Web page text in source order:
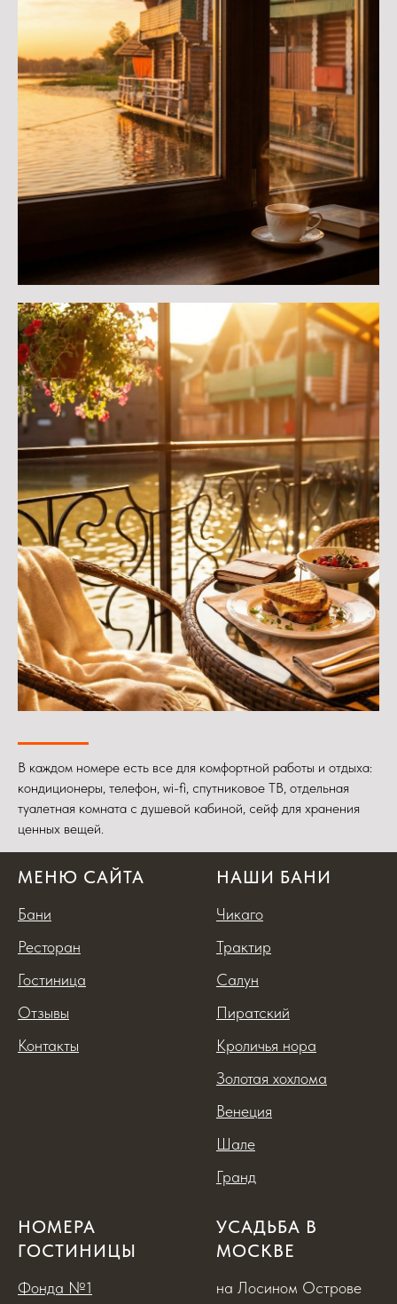
В каждом номере есть все для комфортной работы и отдыха:
кондиционеры, телефон, wi-fi, спутниковое ТВ, отдельная
туалетная комната с душевой кабиной, сейф для хранения
ценных вещей.
МЕНЮ САЙТА
Бани
Ресторан
Гостиница
Отзывы
Контакты
НАШИ БАНИ
Чикаго
Трактир
Салун
Пиратский
Кроличья нора
Золотая хохлома
Венеция
Шале
Гранд
НОМЕРА
ГОСТИНИЦЫ
Фонда №1
УСАДЬБА В
МОСКВЕ
на Лосином Острове